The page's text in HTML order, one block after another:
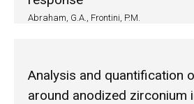
Abraham, G.A., Frontini, P.M.
Analysis and quantification
around anodized zirconium